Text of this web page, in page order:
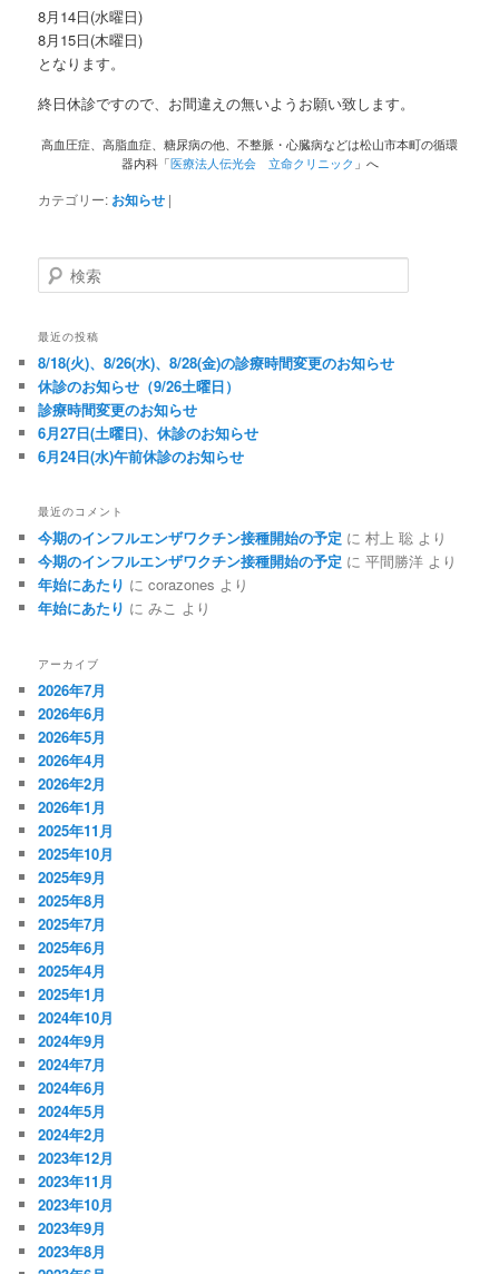
8月14日(水曜日)
8月15日(木曜日)
となります。
終日休診ですので、お間違えの無いようお願い致します。
高血圧症、高脂血症、糖尿病の他、不整脈・心臓病などは松山市本町の循環
器内科「医療法人伝光会 立命クリニック 」へ
カテゴリー: お知らせ |
検索
最近の投稿
8/18(火)、8/26(水)、8/28(金)の診療時間変更のお知らせ
休診のお知らせ（9/26土曜日）
診療時間変更のお知らせ
6月27日(土曜日)、休診のお知らせ
6月24日(水)午前休診のお知らせ
最近のコメント
今期のインフルエンザワクチン接種開始の予定 に村上 聡 より
今期のインフルエンザワクチン接種開始の予定 に平間勝洋 より
年始にあたり にcorazones より
年始にあたり にみこ より
アーカイブ
2026年7月
2026年6月
2026年5月
2026年4月
2026年2月
2026年1月
2025年11月
2025年10月
2025年9月
2025年8月
2025年7月
2025年6月
2025年4月
2025年1月
2024年10月
2024年9月
2024年7月
2024年6月
2024年5月
2024年2月
2023年12月
2023年11月
2023年10月
2023年9月
2023年8月